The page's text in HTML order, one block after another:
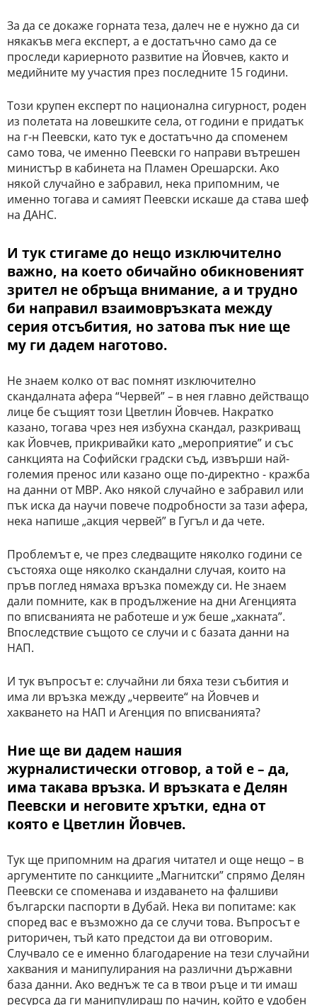
За да се докаже горната теза, далеч не е нужно да си
някакъв мега експерт, а е достатъчно само да се
проследи кариерното развитие на Йовчев, както и
медийните му участия през последните 15 години.
Този крупен експерт по национална сигурност, роден
из полетата на ловешките села, от години е придатък
на г-н Пеевски, като тук е достатъчно да споменем
само това, че именно Пеевски го направи вътрешен
министър в кабинета на Пламен Орешарски. Ако
някой случайно е забравил, нека припомним, че
именно тогава и самият Пеевски искаше да става шеф
на ДАНС.
И тук стигаме до нещо изключително
важно, на което обичайно обикновеният
зрител не обръща внимание, а и трудно
би направил взаимовръзката между
серия отсъбития, но затова пък ние ще
му ги дадем наготово.
Не знаем колко от вас помнят изключително
скандалната афера “Червей” – в нея главно действащо
лице бе същият този Цветлин Йовчев. Накратко
казано, тогава чрез нея избухна скандал, разкриващ
как Йовчев, прикривайки като „мероприятие” и със
санкцията на Софийски градски съд, извърши най-
големия пренос или казано още по-директно - кражба
на данни от МВР. Ако някой случайно е забравил или
пък иска да научи повече подробности за тази афера,
нека напише „акция червей” в Гугъл и да чете.
Проблемът е, че през следващите няколко години се
състояха още няколко скандални случая, които на
пръв поглед нямаха връзка помежду си. Не знаем
дали помните, как в продължение на дни Агенцията
по вписванията не работеше и уж беше „хакната”.
Впоследствие същото се случи и с базата данни на
НАП.
И тук въпросът е: случайни ли бяха тези събития и
има ли връзка между „червеите“ на Йовчев и
хакването на НАП и Агенция по вписванията?
Ние ще ви дадем нашия
журналистически отговор, а той е – да,
има такава връзка. И връзката е Делян
Пеевски и неговите хрътки, една от
която е Цветлин Йовчев.
Тук ще припомним на драгия читател и още нещо – в
аргументите по санкциите „Магнитски” спрямо Делян
Пеевски се споменава и издаването на фалшиви
български паспорти в Дубай. Нека ви попитаме: как
според вас е възможно да се случи това. Въпросът е
риторичен, тъй като предстои да ви отговорим.
Случвало се е именно благодарение на тези случайни
хаквания и манипулирания на различни държавни
база данни. Ако веднъж те са в твои ръце и ти имаш
ресурса да ги манипулираш по начин, който е удобен